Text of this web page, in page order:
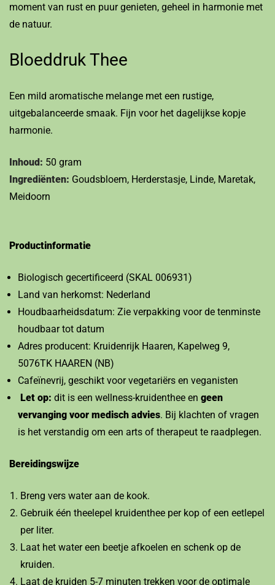
moment van rust en puur genieten, geheel in harmonie met
de natuur.
Bloeddruk Thee
Een mild aromatische melange met een rustige,
uitgebalanceerde smaak. Fijn voor het dagelijkse kopje
harmonie.
Inhoud: 50 gram
Ingrediënten: Goudsbloem, Herderstasje, Linde, Maretak,
Meidoorn
Productinformatie
Biologisch gecertificeerd (SKAL 006931)
Land van herkomst: Nederland
Houdbaarheidsdatum: Zie verpakking voor de tenminste
houdbaar tot datum
Adres producent: Kruidenrijk Haaren, Kapelweg 9,
5076TK HAAREN (NB)
Cafeïnevrij, geschikt voor vegetariërs en veganisten
Let op: dit is een wellness-kruidenthee en geen
vervanging voor medisch advies. Bij klachten of vragen
is het verstandig om een arts of therapeut te raadplegen.
Bereidingswijze
Breng vers water aan de kook.
Gebruik één theelepel kruidenthee per kop of een eetlepel
per liter.
Laat het water een beetje afkoelen en schenk op de
kruiden.
Laat de kruiden 5-7 minuten trekken voor de optimale